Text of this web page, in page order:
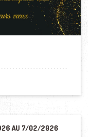
AU 7/02/2026